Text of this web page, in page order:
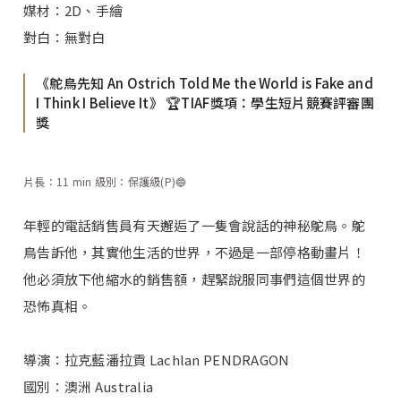
媒材：2D、手繪
對白：無對白
《鴕鳥先知 An Ostrich Told Me the World is Fake and
I Think I Believe It》 🏆TIAF獎項：學生短片競賽評審團
獎
片長：11 min 級別：保護級(P)🔵
年輕的電話銷售員有天邂逅了一隻會說話的神秘鴕鳥。鴕
鳥告訴他，其實他生活的世界，不過是一部停格動畫片！
他必須放下他縮水的銷售額，趕緊說服同事們這個世界的
恐怖真相。
導演：拉克藍潘拉貢 ​Lachlan PENDRAGON
國別：澳洲 Australia